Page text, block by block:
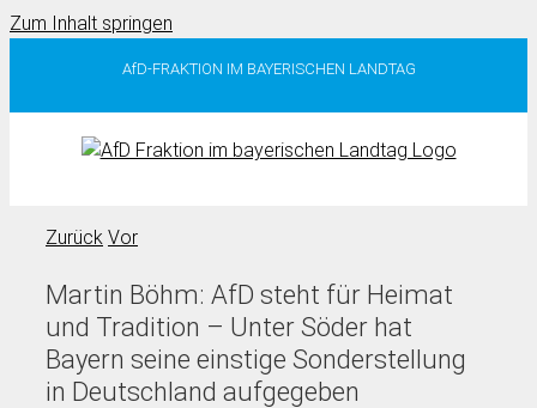
Zum Inhalt springen
AfD-FRAKTION IM BAYERISCHEN LANDTAG
Zurück Vor
Martin Böhm: AfD steht für Heimat
und Tradition – Unter Söder hat
Bayern seine einstige Sonderstellung
in Deutschland aufgegeben